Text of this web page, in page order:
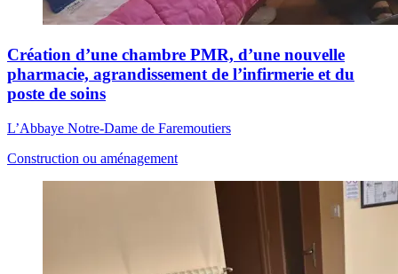
Création d’une chambre PMR, d’une nouvelle
pharmacie, agrandissement de l’infirmerie et du
poste de soins
L’Abbaye Notre-Dame de Faremoutiers
Construction ou aménagement